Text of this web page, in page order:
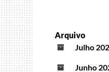
Arquivo
Julho
Junho